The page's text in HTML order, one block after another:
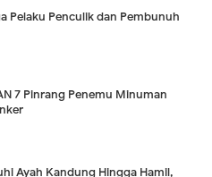
Pelaku Penculik dan Pembunuh
7 Pinrang Penemu Minuman
Ayah Kandung Hingga Hamil,